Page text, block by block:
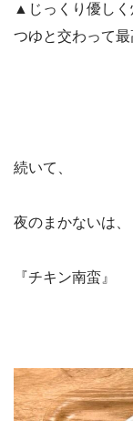
▲じっくり優し
つゆと交わって
続いて、
夜のまかないは、
『チキン南蛮』